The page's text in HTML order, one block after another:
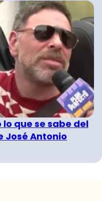
que se sabe del
José Antonio